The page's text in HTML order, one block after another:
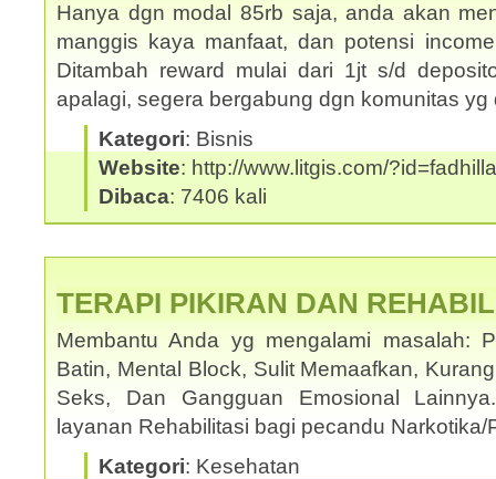
Hanya dgn modal 85rb saja, anda akan
manggis kaya manfaat, dan potensi
Ditambah reward mulai dari 1jt s/d
apalagi, segera bergabung dgn komunitas
Kategori: Bisnis
Website: http://www.litgis.com/
Dibaca: 7406 kali
TERAPI PIKIRAN DAN
Membantu Anda yg mengalami masalah:
Batin, Mental Block, Sulit Memaafkan,
Seks, Dan Gangguan Emosional
layanan Rehabilitasi bagi pecandu
Kategori: Kesehatan